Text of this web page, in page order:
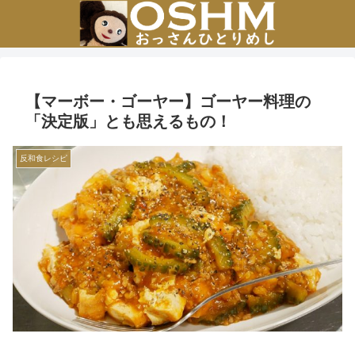
【マーボー・ゴーヤー】ゴーヤー料理の
「決定版」とも思えるもの！
反和食レシピ